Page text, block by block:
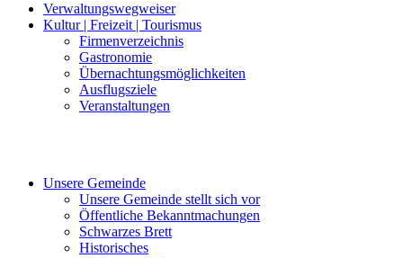
Verwaltungswegweiser
Kultur | Freizeit | Tourismus
Firmenverzeichnis
Gastronomie
Übernachtungsmöglichkeiten
Ausflugsziele
Veranstaltungen
Unsere Gemeinde
Unsere Gemeinde stellt sich vor
Öffentliche Bekanntmachungen
Schwarzes Brett
Historisches